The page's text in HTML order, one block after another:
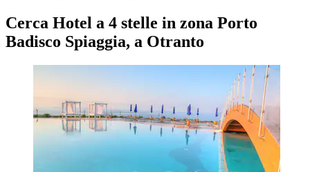
Cerca Hotel a 4 stelle in zona Porto
Badisco Spiaggia, a Otranto